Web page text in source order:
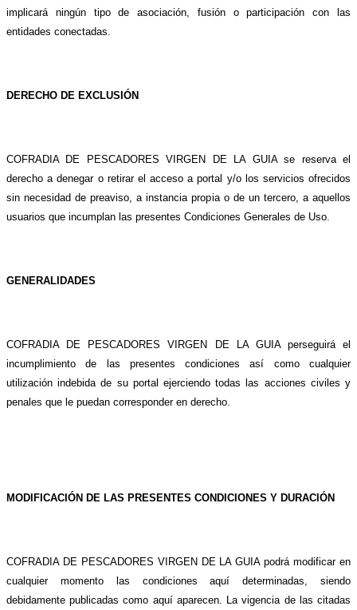
implicará ningún tipo de asociación, fusión o participación con las
entidades conectadas.
DERECHO DE EXCLUSIÓN
COFRADIA DE PESCADORES VIRGEN DE LA GUIA se reserva el
derecho a denegar o retirar el acceso a portal y/o los servicios ofrecidos
sin necesidad de preaviso, a instancia propia o de un tercero, a aquellos
usuarios que incumplan las presentes Condiciones Generales de Uso.
GENERALIDADES
COFRADIA DE PESCADORES VIRGEN DE LA GUIA perseguirá el
incumplimiento de las presentes condiciones así como cualquier
utilización indebida de su portal ejerciendo todas las acciones civiles y
penales que le puedan corresponder en derecho.
MODIFICACIÓN DE LAS PRESENTES CONDICIONES Y DURACIÓN
COFRADIA DE PESCADORES VIRGEN DE LA GUIA podrá modificar en
cualquier momento las condiciones aquí determinadas, siendo
debidamente publicadas como aquí aparecen. La vigencia de las citadas